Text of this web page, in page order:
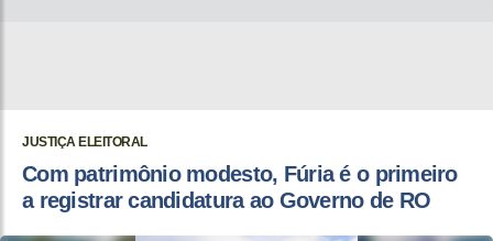
JUSTIÇA ELEITORAL
Com patrimônio modesto, Fúria é o primeiro
a registrar candidatura ao Governo de RO